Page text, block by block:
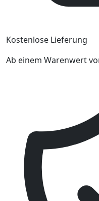
Kostenlose Lieferung
Ab einem Warenwert